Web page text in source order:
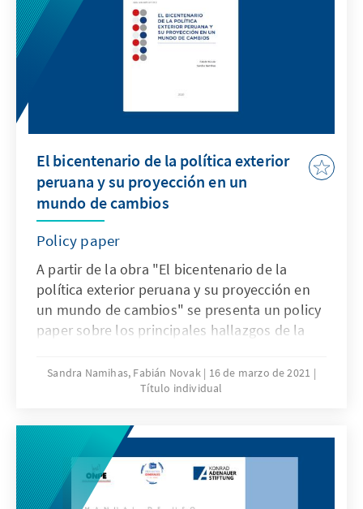
El bicentenario de la política exterior
peruana y su proyección en un
mundo de cambios
Policy paper
A partir de la obra "El bicentenario de la
política exterior peruana y su proyección en
un mundo de cambios" se presenta un policy
paper sobre los principales hallazgos de la
Instituto de Estudios Internacionales de la
Pontificia Universidad Católica del Perú (IDEI-
Sandra Namihas, Fabián Novak
16 de marzo de 2021
Título individual